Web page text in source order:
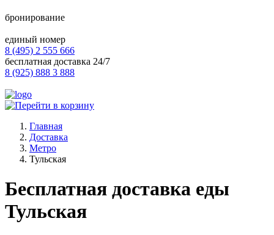
бронирование
единый номер
8 (495) 2 555 666
бесплатная доставка 24/7
8 (925) 888 3 888
Главная
Доставка
Метро
Тульская
Бесплатная доставка еды
Тульская